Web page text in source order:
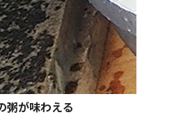
粥が味わえる